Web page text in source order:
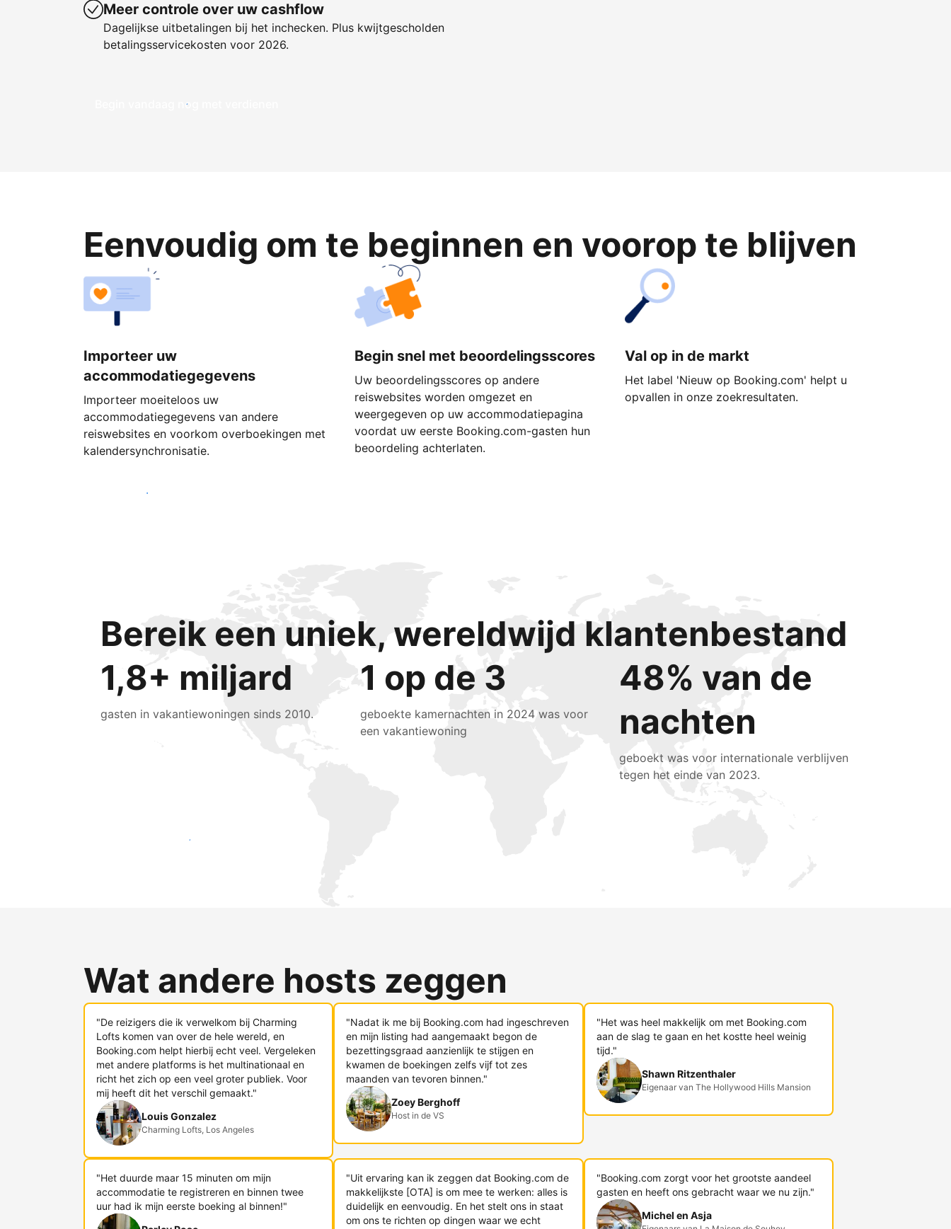
Meer controle over uw cashflow
Dagelijkse uitbetalingen bij het inchecken. Plus kwijtgescholden
betalingsservicekosten voor 2026.
Begin vandaag nog met verdienen
Eenvoudig om te beginnen en voorop te blijven
Importeer uw
accommodatiegegevens
Importeer moeiteloos uw
accommodatiegegevens van andere
reiswebsites en voorkom overboekingen met
kalendersynchronisatie.
Begin snel met beoordelingsscores
Uw beoordelingsscores op andere
reiswebsites worden omgezet en
weergegeven op uw accommodatiepagina
voordat uw eerste Booking.com-gasten hun
beoordeling achterlaten.
Val op in de markt
Het label 'Nieuw op Booking.com' helpt u
opvallen in onze zoekresultaten.
Begin vandaag nog
Bereik een uniek, wereldwijd klantenbestand
1,8+ miljard
gasten in vakantiewoningen sinds 2010.
1 op de 3
geboekte kamernachten in 2024 was voor
een vakantiewoning
48% van de
nachten
geboekt was voor internationale verblijven
tegen het einde van 2023.
Bereik vandaag nog nieuwe gasten
Wat andere hosts zeggen
"De reizigers die ik verwelkom bij Charming
Lofts komen van over de hele wereld, en
Booking.com helpt hierbij echt veel. Vergeleken
met andere platforms is het multinationaal en
richt het zich op een veel groter publiek. Voor
mij heeft dit het verschil gemaakt."
Louis Gonzalez
Charming Lofts, Los Angeles
"Nadat ik me bij Booking.com had ingeschreven
en mijn listing had aangemaakt begon de
bezettingsgraad aanzienlijk te stijgen en
kwamen de boekingen zelfs vijf tot zes
maanden van tevoren binnen."
Zoey Berghoff
Host in de VS
"Het was heel makkelijk om met Booking.com
aan de slag te gaan en het kostte heel weinig
tijd."
Shawn Ritzenthaler
Eigenaar van The Hollywood Hills Mansion
"Het duurde maar 15 minuten om mijn
accommodatie te registreren en binnen twee
uur had ik mijn eerste boeking al binnen!"
"Uit ervaring kan ik zeggen dat Booking.com de
makkelijkste [OTA] is om mee te werken: alles is
duidelijk en eenvoudig. En het stelt ons in staat
om ons te richten op dingen waar we echt
"Booking.com zorgt voor het grootste aandeel
gasten en heeft ons gebracht waar we nu zijn."
Michel en Asja